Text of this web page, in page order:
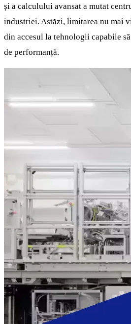
și a calculului avansat a mutat
industriei. Astăzi, limitarea nu mai
din accesul la tehnologii capabile
de performanță.